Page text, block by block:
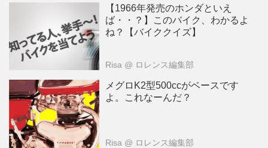
【1966年発売のホンダといえ
ば・・？】このバイク、わかるよ
ね？【バイククイズ】
Risa @ ロレンス編集部
メグロK2型500ccがベースです
よ。これなーんだ？
Risa @ ロレンス編集部